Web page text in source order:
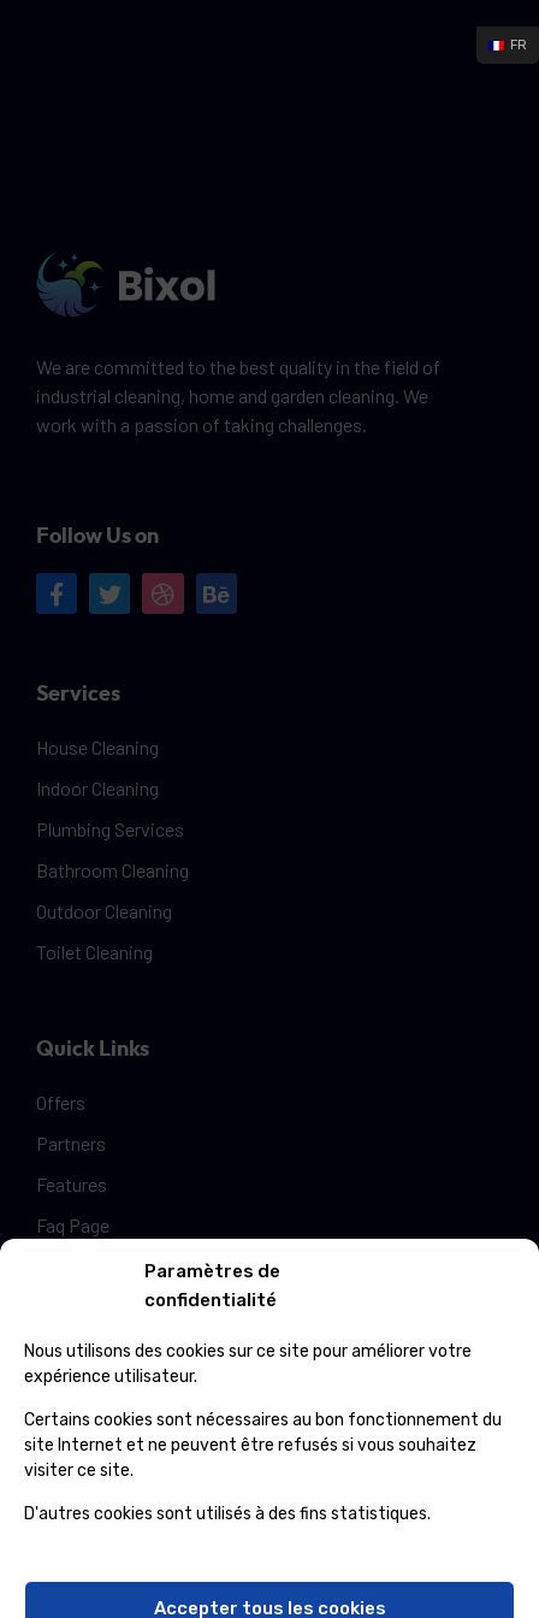
Paramètres de
confidentialité
Nous utilisons des cookies sur ce site pour améliorer votre
expérience utilisateur.
Certains cookies sont nécessaires au bon fonctionnement du
site Internet et ne peuvent être refusés si vous souhaitez
visiter ce site.
D'autres cookies sont utilisés à des fins statistiques.
Accepter tous les cookies
We are committed to the best quality in the field of
industrial cleaning, home and garden cleaning. We
work with a passion of taking challenges.
Follow Us on
Services
House Cleaning
Indoor Cleaning
Plumbing Services
Bathroom Cleaning
Outdoor Cleaning
Toilet Cleaning
Quick Links
Offers
Partners
Features
Faq Page
Privacy Policy
59 Street, B4 Appartment, Australia
info@cleanix.com
Newsletter
FR